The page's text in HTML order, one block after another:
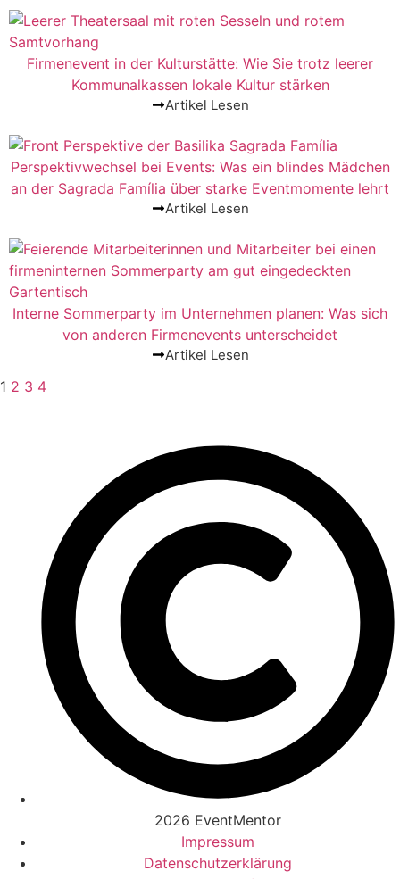
Firmenevent in der Kulturstätte: Wie Sie trotz leerer
Kommunalkassen lokale Kultur stärken
Artikel Lesen
Perspektivwechsel bei Events: Was ein blindes Mädchen
an der Sagrada Família über starke Eventmomente lehrt
Artikel Lesen
Interne Sommerparty im Unternehmen planen: Was sich
von anderen Firmenevents unterscheidet
Artikel Lesen
1 2 3 4
2026 EventMentor
Impressum
Datenschutzerklärung